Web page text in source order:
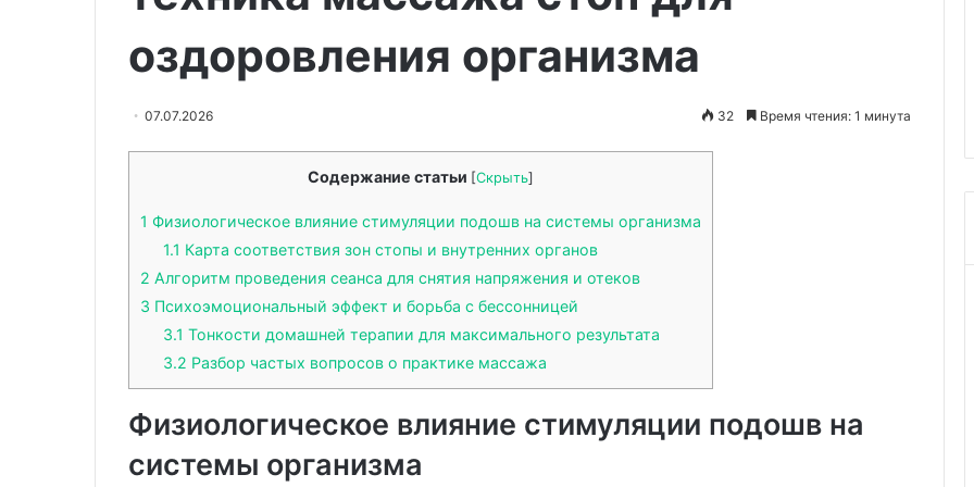
оздоровления организма
07.07.2026 32 Время чтения: 1 минута
Содержание статьи [Скрыть]
1 Физиологическое влияние стимуляции подошв на системы организма
1.1 Карта соответствия зон стопы и внутренних органов
2 Алгоритм проведения сеанса для снятия напряжения и отеков
3 Психоэмоциональный эффект и борьба с бессонницей
3.1 Тонкости домашней терапии для максимального результата
3.2 Разбор частых вопросов о практике массажа
Физиологическое влияние стимуляции подошв на
системы организма
Стоматология в Хэйхэ
качественное лечение и
может
меняться
давление
Гандельман: как может летом
меняться давление у людей с
в
Устройство и эксплуатация
систем подогрева в